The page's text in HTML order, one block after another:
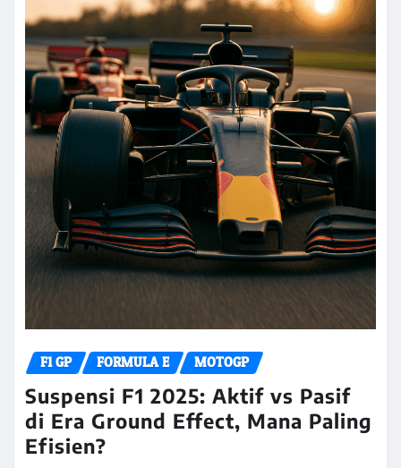
F1 GP FORMULA E MOTOGP
Suspensi F1 2025: Aktif vs Pasif
di Era Ground Effect, Mana Paling
Efisien?